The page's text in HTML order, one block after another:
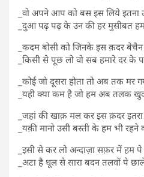
_वो अपने आप को बस इस लिये इतना
_दुआ पढ़ पढ़ के उन की हर मुसीबत हम
_कदम बोसी को जिनके इस क़दर बेचैन
_किसी से पूछ लो वो सब हमारे दर के
_कोई जो दूसरा होता तो अब तक मर
_यही क्या कम है जो हम अब तलक खुद
_जहां की खाक़ मल कर इस क़दर इतरा
_यक़ी मानो उसी बस्ती के हम भी रहने
_इसी से कर लो अन्दाज़ा सफ़र में हम पे
_अटा है धूल से सारा बदन तलवों पे छाले